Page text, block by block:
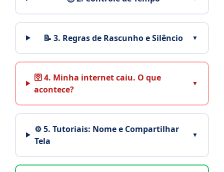
📝 3. Regras de Rascunho e Silêncio
🛜 4. Minha internet caiu. O que
acontece?
⚙️ 5. Tutoriais: Nome e Compartilhar
Tela